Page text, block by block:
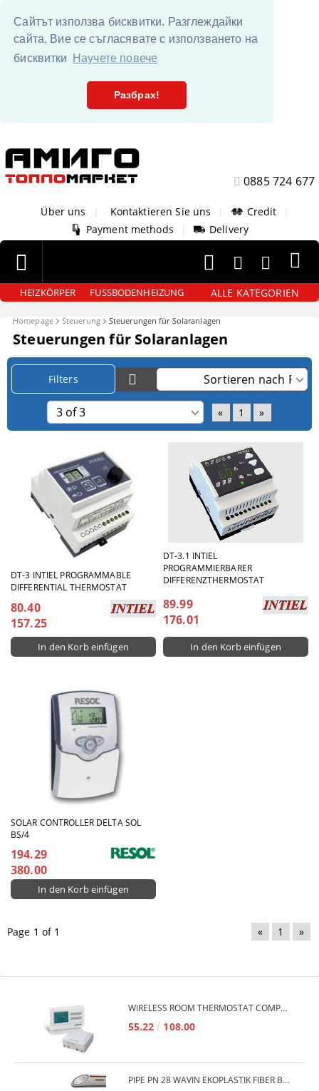
Сайтът използва бисквитки. Разглеждайки
сайта, Вие се съгласявате с използването на
бисквитки
Научете повече
Разбрах!
0885 724 677
Über uns Kontaktieren Sie uns Credit
Payment methods
Delivery
HEIZKÖRPER FUSSBODENHEIZUNG ALLE KATEGORIEN
Homepage Steuerung Steuerungen für Solaranlagen
Steuerungen für Solaranlagen
Filters
« 1 »
DT-3 INTIEL PROGRAMMABLE
DIFFERENTIAL THERMOSTAT
80.40
157.25
DT-3.1 INTIEL
PROGRAMMIERBARER
DIFFERENZTHERMOSTAT
89.99
176.01
SOLAR CONTROLLER DELTA SOL
BS/4
194.29
380.00
Page 1 of 1 « 1 »
WIRELESS ROOM THERMOSTAT COMPUTHERM Q7RF
55.22 108.00
PIPE PN 28 WAVIN EKOPLASTIK FIBER BASALT PLUS - 3M/QTY.